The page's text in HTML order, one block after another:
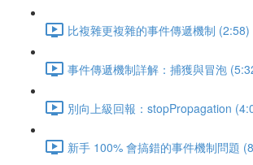
比複雜更複雜的事件傳遞機制 (2:58)
事件傳遞機制詳解：捕獲與冒泡
別向上級回報：stopPropagation
新手 100% 會搞錯的事件機制問題